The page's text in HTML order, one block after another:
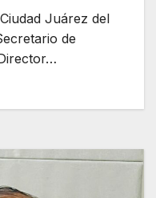
Juárez del
de